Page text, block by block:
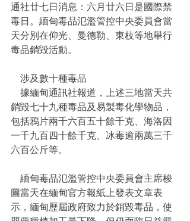
通社廿七日消息：六月廿六日是國際禁
毒日。緬甸毒品氾濫管控中央委員會當
天分別在仰光、曼德勒、東枝等地舉行
毒品銷毀活動。
    涉及數十種毒品
銷毀七十九種毒品及易製毒化學物品，
包括鴉片兩千六百五十餘千克、海洛因
一千九百四十餘千克、冰毒逾兩萬三千
六百公斤等。
圖當天在緬甸官方報紙上發表文章表
示，緬甸歷屆政府致力於銷毀毒品，使